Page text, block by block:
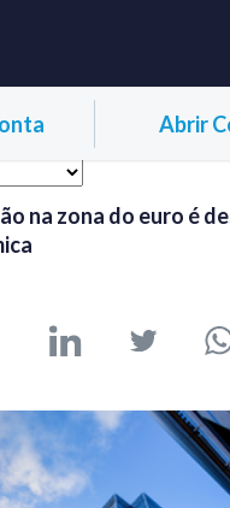
Abrir
na zona do euro é